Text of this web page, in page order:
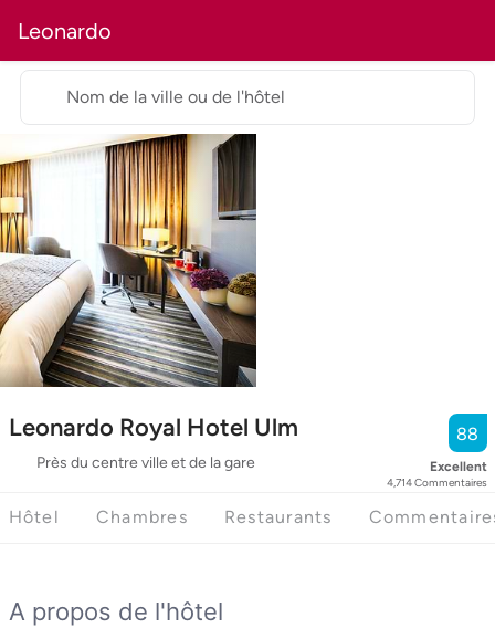
Leonardo
Leonardo Royal Hotel Ulm
Près du centre ville et de la gare
88
Excellent
4,714Commentaires
Nom de la ville ou de l'hôtel
Hôtel Chambres Restaurants
A propos de l'hôtel